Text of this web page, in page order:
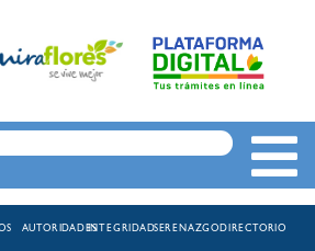
AUTORIDADESINTEGRIDADSERENAZGODIRECTORIO